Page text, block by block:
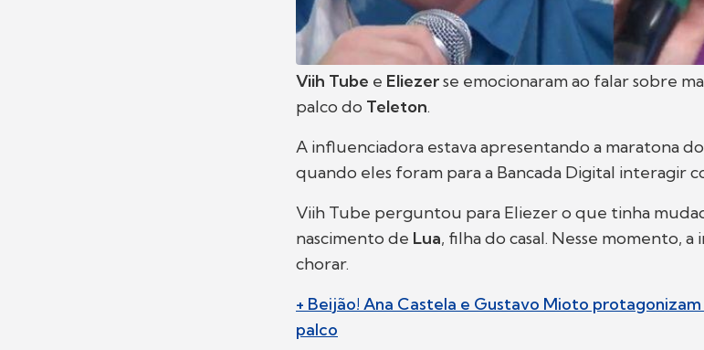
Viih Tube e Eliezerse emocionaram ao falar sobre
palco do Teleton.
A influenciadora estava apresentando a maratona
quando eles foram para a Bancada Digital interagir
Viih Tube perguntou para Eliezer o que tinha
nascimento de Lua, filha do casal. Nesse momento,
chorar.
+ Beijão! Ana Castela e Gustavo Mioto
palco